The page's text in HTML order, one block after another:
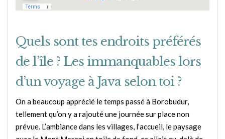
Quels sont tes endroits préférés
de l’île ? Les immanquables lors
d’un voyage à Java selon toi ?
On a beaucoup apprécié le temps passé à Borobudur,
tellement qu’on y a rajouté une journée sur place non
prévue. L’ambiance dans les villages, l’accueil, le paysage